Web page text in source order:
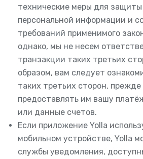
технические меры для
персональной информации и
требований применимого
однако, мы не несем
транзакции таких третьих
образом, вам следует
таких третьих сторон, прежде
предоставлять им вашу
или данные счетов.
Если приложение Yolla
мобильном устройстве, Yolla
службы уведомления,